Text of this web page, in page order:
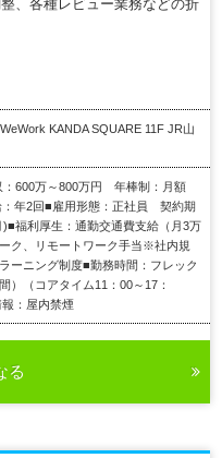
、各種レビュー業務などの折
KANDA SQUARE 11F JR山
：600万～800万円 年棒制：月額
年2回■雇用形態：正社員 契約期
福利厚生：通勤交通費支給（月3万
ク、リモートワーク手当※社内規
ーニング制度■勤務時間：フレック
）（コアタイム11：00～17：
：屋内禁煙
る